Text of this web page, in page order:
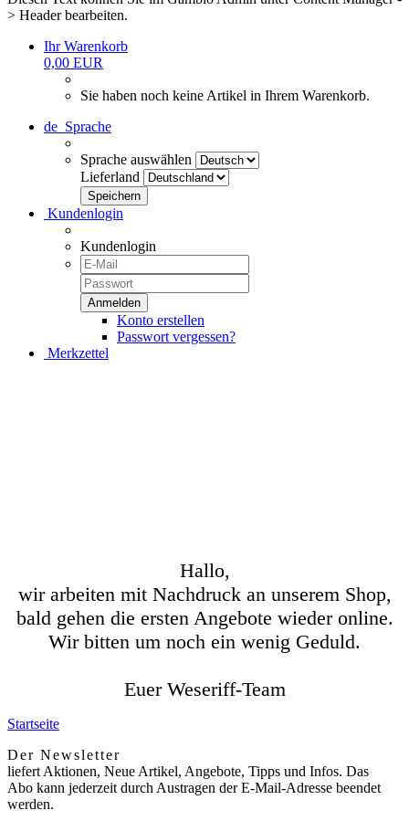
> Header bearbeiten.
Ihr Warenkorb
0,00 EUR
Sie haben noch keine Artikel in Ihrem Warenkorb.
de Sprache
Sprache auswählen
Lieferland
Kundenlogin
Kundenlogin
Konto erstellen
Passwort vergessen?
Merkzettel
Hallo,
wir arbeiten mit Nachdruck an unserem Shop,
bald gehen die ersten Angebote wieder online.
Wir bitten um noch ein wenig Geduld.
Euer Weseriff-Team
Startseite
Der Newsletter
liefert Aktionen, Neue Artikel, Angebote, Tipps und Infos. Das
Abo kann jederzeit durch Austragen der E-Mail-Adresse beendet
werden.